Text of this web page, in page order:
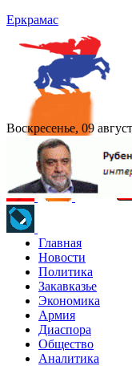
Еркрамас
Воскресенье, 09
Главная
Новости
Политика
Закавказье
Экономика
Армия
Диаспора
Общество
Аналитика